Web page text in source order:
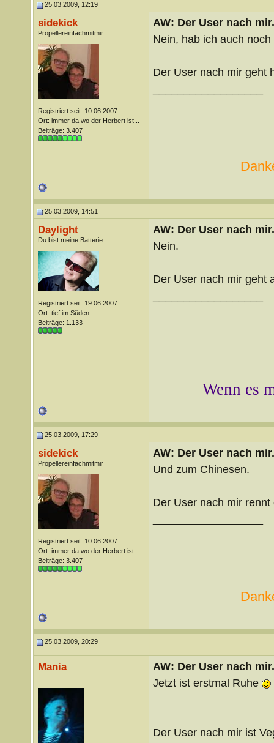
25.03.2009, 12:19
sidekick
Propellereinfachmitmir
Registriert seit: 10.06.2007
Ort: immer da wo der Herbert ist...
Beiträge: 3.407
AW: Der User nach
Nein, hab ich auch
Der User nach mir geht
25.03.2009, 14:51
Daylight
Du bist meine Batterie
Registriert seit: 19.06.2007
Ort: tief im Süden
Beiträge: 1.133
AW: Der User nach
Nein.
Der User nach mir geht
Wenn es
25.03.2009, 17:29
sidekick
Propellereinfachmitmir
Registriert seit: 10.06.2007
Ort: immer da wo der Herbert ist...
Beiträge: 3.407
AW: Der User nach
Und zum Chinesen.
Der User nach mir
25.03.2009, 20:29
Mania
AW: Der User nach
Jetzt ist erstmal Ruhe
Der User nach mir ist